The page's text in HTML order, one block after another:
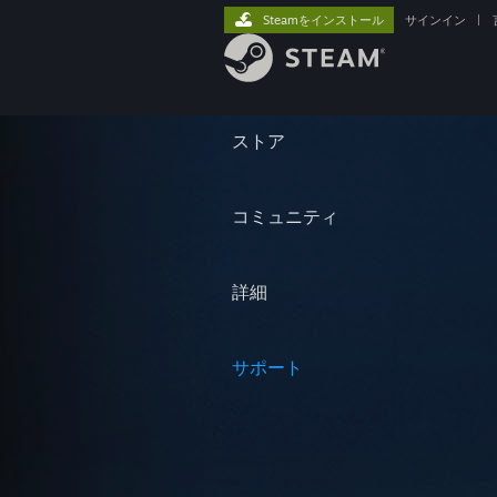
ストア
コミュニティ
詳細
サポート
Steamをインストール サインイン